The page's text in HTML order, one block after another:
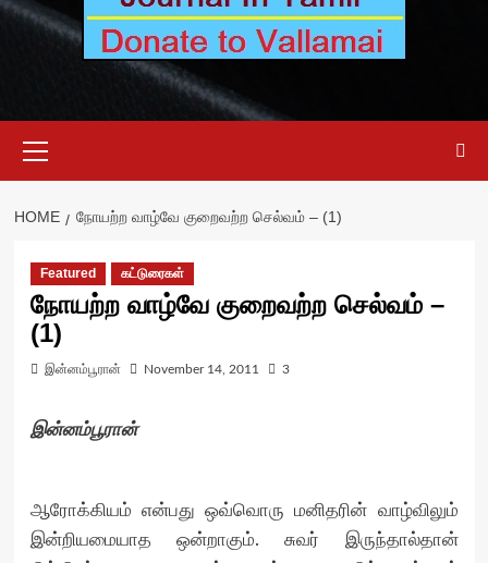
Menu
HOME நோயற்ற வாழ்வே குறைவற்ற செல்வம் – (1)
Featured கட்டுரைகள்
நோயற்ற வாழ்வே குறைவற்ற செல்வம் –
(1)
இன்னம்பூரான் November 14, 2011 3
இன்னம்பூரான்
ஆரோக்கியம் என்பது ஒவ்வொரு மனிதரின் வாழ்விலும்
இன்றியமையாத ஒன்றாகும். சுவர் இருந்தால்தான்